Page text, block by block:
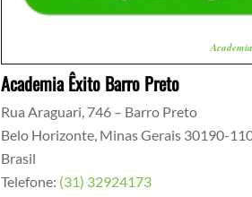
Academia Êxito Barro Preto
Rua Araguari, 746 – Barro Preto
Belo Horizonte, Minas Gerais 30190-
Brasil
Telefone: (31) 32924173